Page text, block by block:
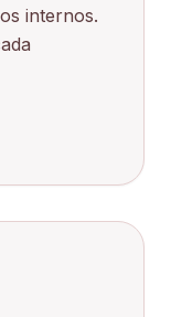
internos.